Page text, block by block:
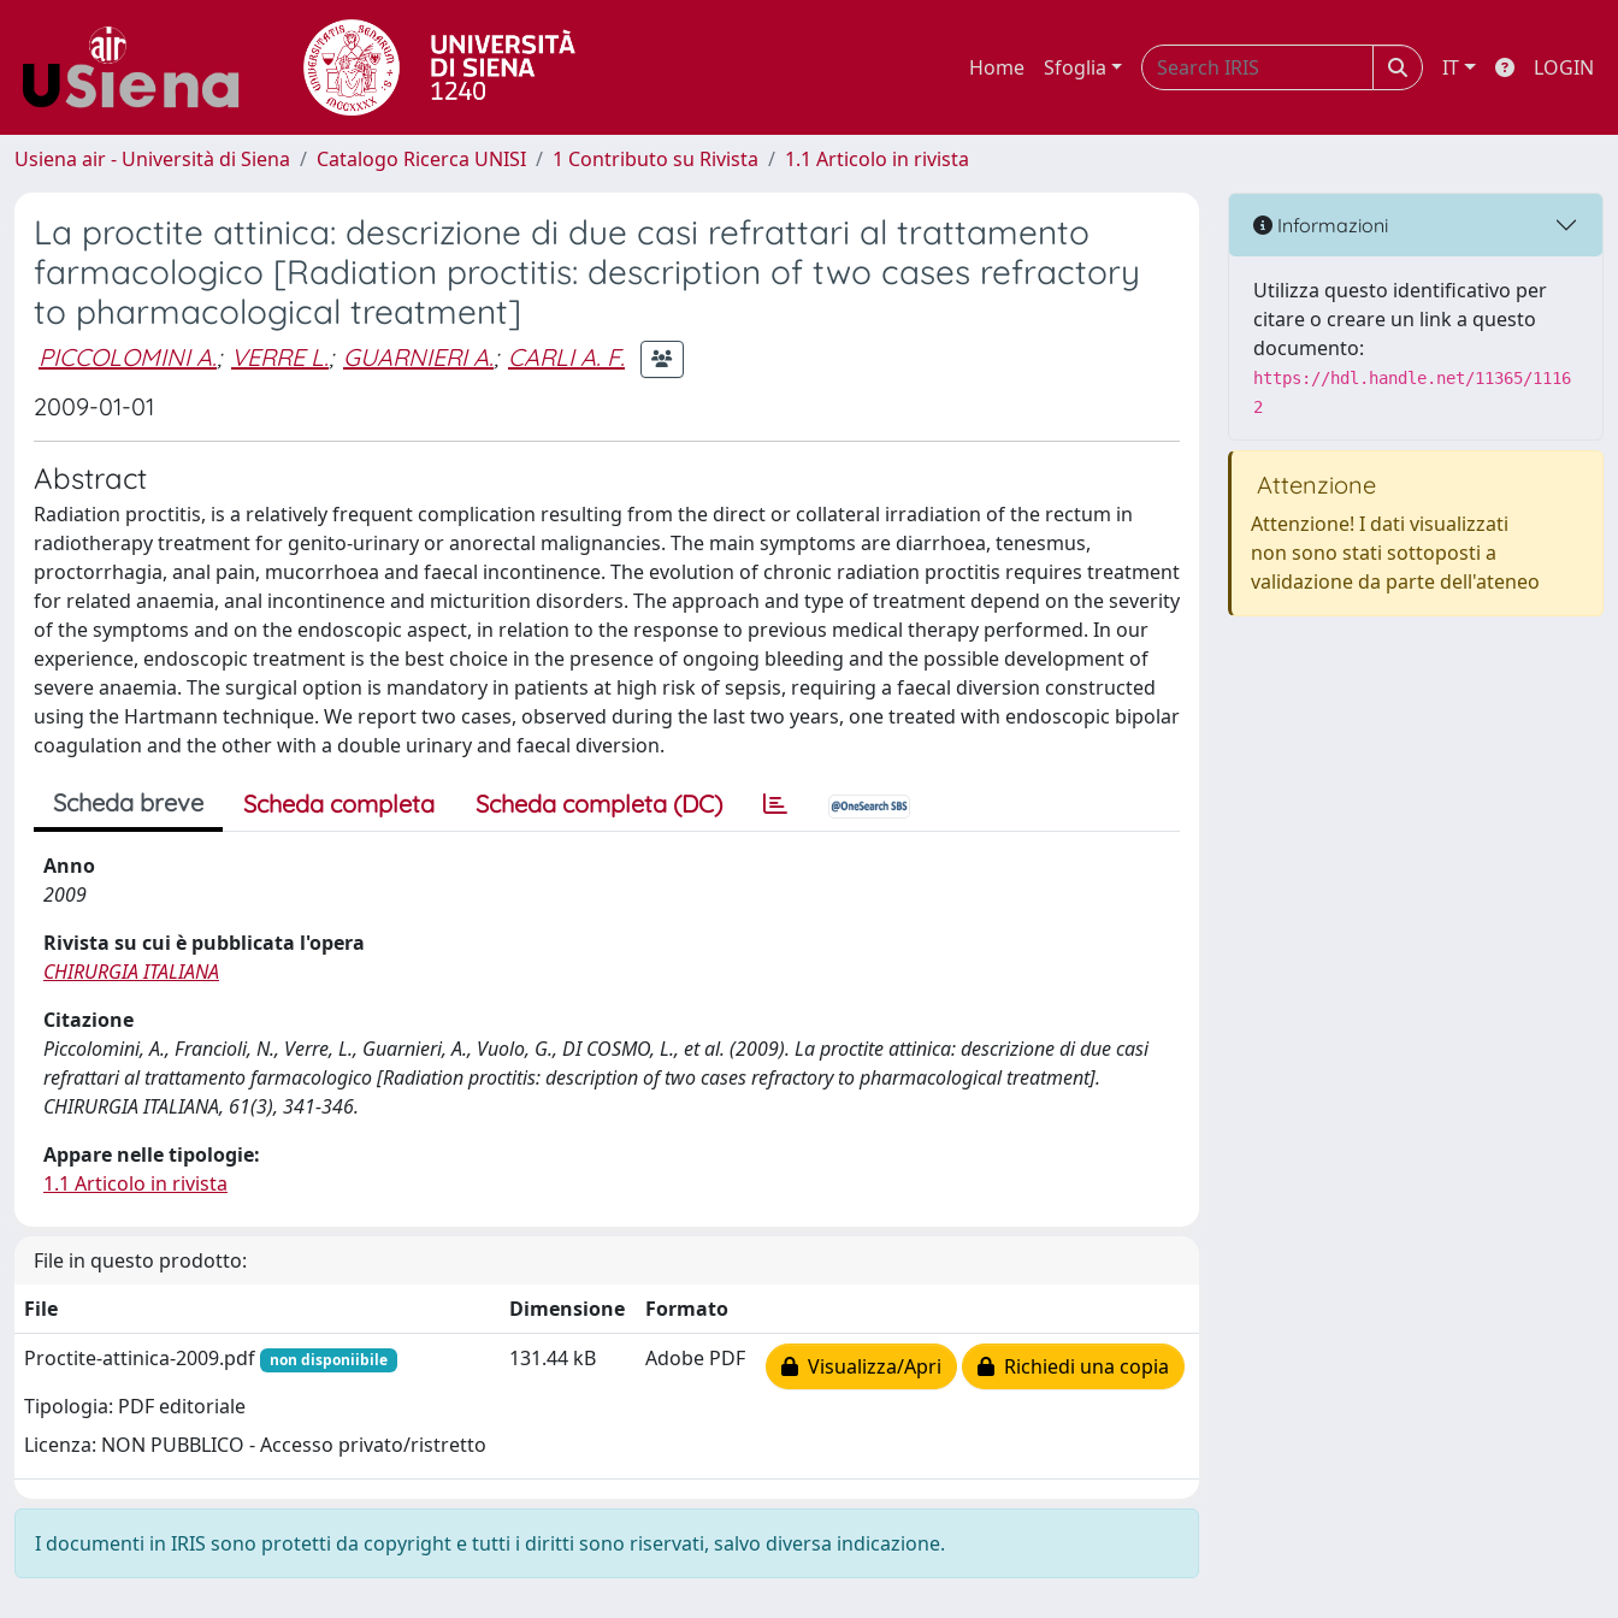
Home Sfoglia IT LOGIN
Usiena air - Università di Siena Catalogo Ricerca UNISI 1 Contributo su Rivista 1.1 Articolo in rivista
La proctite attinica: descrizione di due casi refrattari al trattamento
farmacologico [Radiation proctitis: description of two cases refractory
to pharmacological treatment]
PICCOLOMINI A.; VERRE L.; GUARNIERI A.; CARLI A. F.
2009-01-01
Abstract
Radiation proctitis, is a relatively frequent complication resulting from the direct or collateral irradiation of the rectum in
radiotherapy treatment for genito-urinary or anorectal malignancies. The main symptoms are diarrhoea, tenesmus,
proctorrhagia, anal pain, mucorrhoea and faecal incontinence. The evolution of chronic radiation proctitis requires treatment
for related anaemia, anal incontinence and micturition disorders. The approach and type of treatment depend on the severity
of the symptoms and on the endoscopic aspect, in relation to the response to previous medical therapy performed. In our
experience, endoscopic treatment is the best choice in the presence of ongoing bleeding and the possible development of
severe anaemia. The surgical option is mandatory in patients at high risk of sepsis, requiring a faecal diversion constructed
using the Hartmann technique. We report two cases, observed during the last two years, one treated with endoscopic bipolar
coagulation and the other with a double urinary and faecal diversion.
Scheda breve Scheda completa Scheda completa (DC)
Anno
2009
Rivista su cui è pubblicata l'opera
CHIRURGIA ITALIANA
Citazione
Piccolomini, A., Francioli, N., Verre, L., Guarnieri, A., Vuolo, G., DI COSMO, L., et al. (2009). La proctite attinica: descrizione di due casi
refrattari al trattamento farmacologico [Radiation proctitis: description of two cases refractory to pharmacological treatment].
CHIRURGIA ITALIANA, 61(3), 341-346.
Appare nelle tipologie:
1.1 Articolo in rivista
File in questo prodotto:
File
Dimensione
Formato
Proctite-attinica-2009.pdf
non disponiibile
Tipologia: PDF editoriale
Licenza: NON PUBBLICO - Accesso privato/ristretto
131.44 kB Adobe PDF Visualizza/Apri Richiedi una copia
I documenti in IRIS sono protetti da copyright e tutti i diritti sono riservati, salvo diversa indicazione.
Informazioni
Utilizza questo identificativo per
citare o creare un link a questo
documento:
https://hdl.handle.net/11365/1116
2
Attenzione
Attenzione! I dati visualizzati
non sono stati sottoposti a
validazione da parte dell'ateneo